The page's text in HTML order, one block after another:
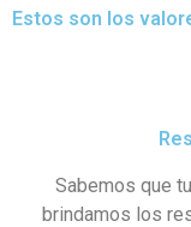
Estos son los
Sabemos que
brindamos los